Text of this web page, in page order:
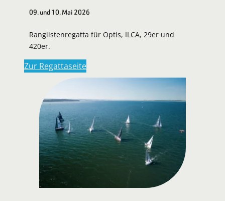
09. und 10. Mai 2026
Ranglistenregatta für Optis, ILCA, 29er und
420er.
Zur Regattaseite